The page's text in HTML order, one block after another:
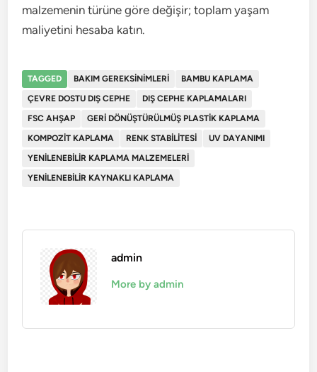
malzemenin türüne göre değişir; toplam yaşam
maliyetini hesaba katın.
TAGGED BAKIM GEREKSINIMLERI
BAMBU KAPLAMA
ÇEVRE DOSTU DIŞ CEPHE
DIŞ CEPHE KAPLAMALARI
FSC AHŞAP
GERI DÖNÜŞTÜRÜLMÜŞ PLASTIK KAPLAMA
KOMPOZIT KAPLAMA
RENK STABILITESI
UV DAYANIMI
YENILENEBILIR KAPLAMA MALZEMELERI
YENILENEBILIR KAYNAKLI KAPLAMA
admin
More by admin